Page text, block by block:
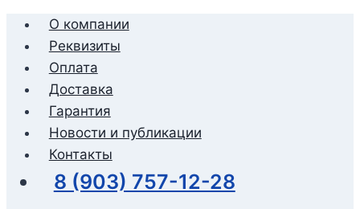
Перейти
содержимому
О компании
Реквизиты
Оплата
Доставка
Гарантия
Новости и публикации
Контакты
8 (903) 757-12-28